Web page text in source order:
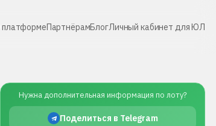
ПартнёрамБлогЛичный кабинет для ЮЛ
Нужна дополнительная информация по лоту?
Поделиться в Telegram